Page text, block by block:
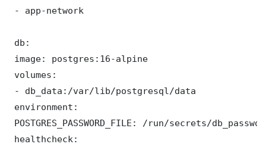
- app-network
db:
image: postgres:16-alpine
volumes:
- db_data:/var/lib/postgresql/data
environment:
POSTGRES_PASSWORD_FILE: /run/secrets/
healthcheck: